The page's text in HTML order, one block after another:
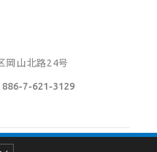
岡山北路24号
886-7-621-3129